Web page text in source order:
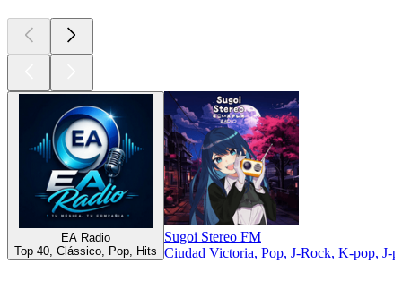
EA Radio
Top 40, Clássico, Pop, Hits
Sugoi Stereo FM
Ciudad Victoria, Pop, J-Rock, K-pop, J-